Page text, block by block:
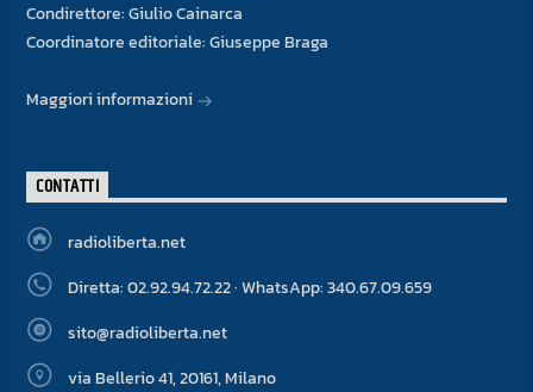
Condirettore: Giulio Cainarca
Coordinatore editoriale: Giuseppe Braga
Maggiori informazioni
CONTATTI
radioliberta.net
Diretta: 02.92.94.72.22 · WhatsApp: 340.67.09.659
sito@radioliberta.net
via Bellerio 41, 20161, Milano